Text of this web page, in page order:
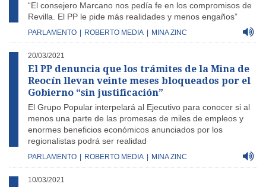
“El consejero Marcano nos pedía fe en los compromisos de
Revilla. El PP le pide más realidades y menos engaños”
PARLAMENTO ROBERTO MEDIA MINA ZINC
20/03/2021
El PP denuncia que los trámites de la Mina de
Reocín llevan veinte meses bloqueados por el
Gobierno “sin justificación”
El Grupo Popular interpelará al Ejecutivo para conocer si al
menos una parte de las promesas de miles de empleos y
enormes beneficios económicos anunciados por los
regionalistas podrá ser realidad
PARLAMENTO ROBERTO MEDIA MINA ZINC
10/03/2021